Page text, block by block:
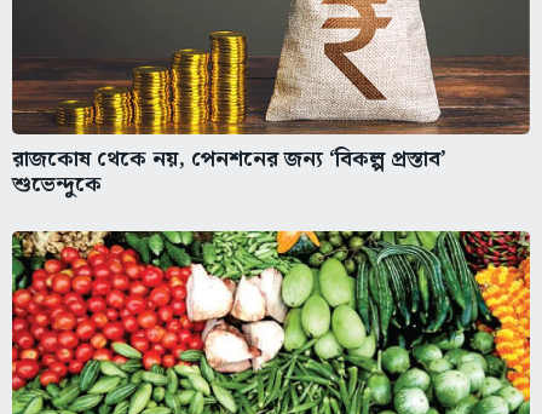
রাজকোষ থেকে নয়, পেনশনের জন্য ‘বিকল্প প্রস্তাব’
শুভেন্দুকে